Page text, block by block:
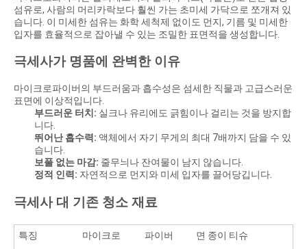
섬유로, 사람의 머리카락보다 훨씬 가는 초미세 가닥으로 쪼개져 있
습니다. 이 미세한 섬유는 화학 세척제 없이도 먼지, 기름 및 미세한
입자를 효율적으로 잡아낼 수 있는 조밀한 표면적을 생성합니다.
극세사가 명품에 완벽한 이유
마이크로파이버의 부드러움과 흡수성은 섬세한 직물과 고급스러운
표면에 이상적입니다.
부드러운 터치: 실크나 유리에도 긁힘이나 걸리는 것을 방지합
니다.
뛰어난 흡수력: 액체에서 자기 무게의 최대 7배까지 담을 수 있
습니다.
보풀 없는 마감: 줄무늬나 잔여물이 남지 않습니다.
정적 인력: 자연적으로 먼지와 미세 입자를 끌어당깁니다.
극세사 대 기존 청소 재료
특징 마이크로 파이버 면 종이 티슈